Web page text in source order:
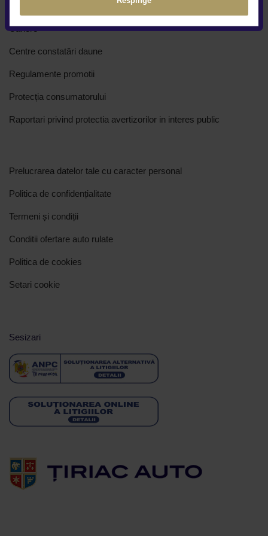
Cariere
Centre constatări daune
Regulamente promotii
Protecția consumatorului
Raportari privind protectia avertizorilor in interes public
Prelucrarea datelor tale cu caracter personal
Politica de confidențialitate
Termeni și condiții
Conditii ofertare auto rulate
Politica de cookies
Setari cookie
Sesizari